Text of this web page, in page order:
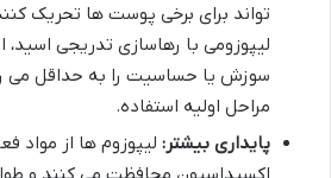
تواند برای برخی پوست ها تحریک
لیپوزومی با رهاسازی تدریجی اسید،
سوزش یا حساسیت را به حداقل می
مراحل اولیه استفاده.
پایداری بیشتر: لیپوزوم ها از مواد